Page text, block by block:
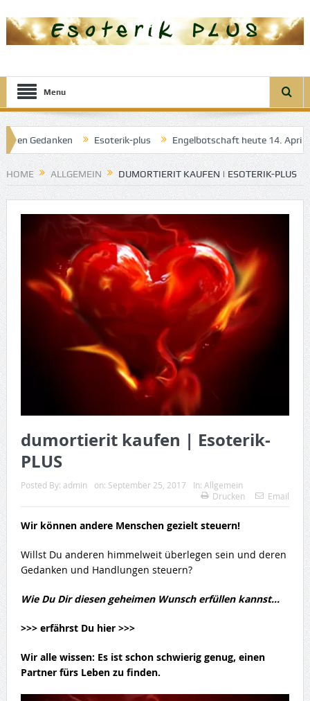
Menu
Gedanken Esoterik-plus Engelbotschaft heute 14. April 2025:
Träume
HOME ALLGEMEIN DUMORTIERIT KAUFEN | ESOTERIK-PLUS
dumortierit kaufen | Esoterik-
PLUS
Posted By: admin on: September 25, 2017 In: Allgemein
Drucken
Email
Wir können andere Menschen gezielt steuern!
Willst Du anderen himmelweit überlegen sein und deren
Gedanken und Handlungen steuern?
Wie Du Dir diesen geheimen Wunsch erfüllen kannst…
>>> erfährst Du hier >>>
Wir alle wissen: Es ist schon schwierig genug, einen
Partner fürs Leben zu finden.